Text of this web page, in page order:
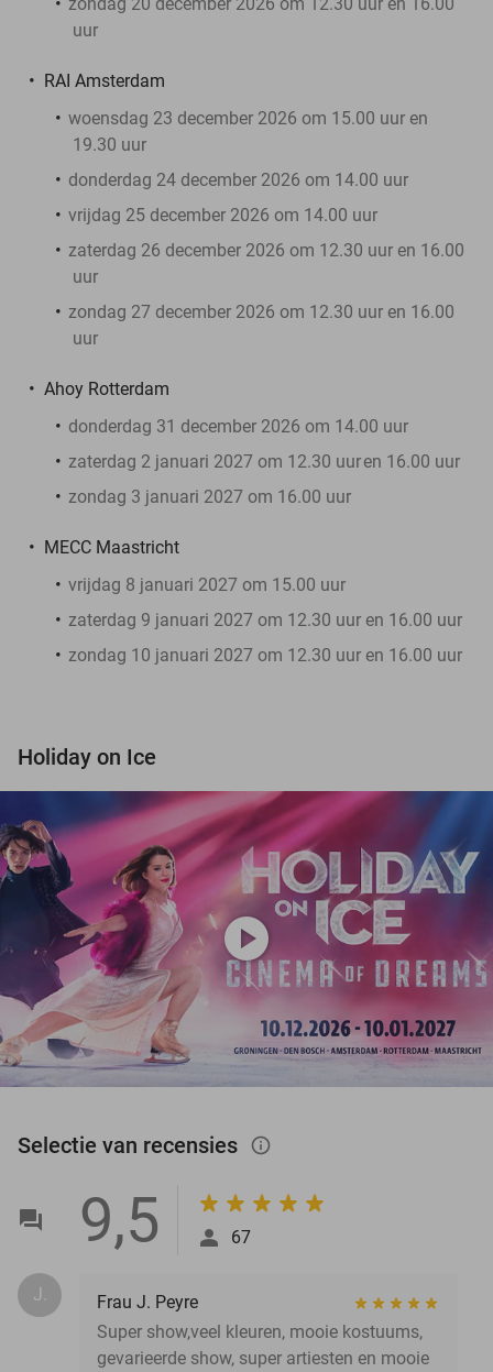
uur
RAI Amsterdam
woensdag 23 december 2026 om 15.00 uur en
19.30 uur
donderdag 24 december 2026 om 14.00 uur
vrijdag 25 december 2026 om 14.00 uur
zaterdag 26 december 2026 om 12.30 uur en 16.00
uur
zondag 27 december 2026 om 12.30 uur en 16.00
uur
Ahoy Rotterdam
donderdag 31 december 2026 om 14.00 uur
zaterdag 2 januari 2027 om 12.30 uuren 16.00 uur
zondag 3 januari 2027 om 16.00 uur
MECC Maastricht
vrijdag 8 januari 2027 om 15.00 uur
zaterdag 9 januari 2027 om 12.30 uur en 16.00 uur
zondag 10 januari 2027 om 12.30 uur en 16.00 uur
Holiday on Ice
play_circle
Selectie van recensies info_outlined
9,5 67
J.
Frau J. Peyre
Super show,veel kleuren, mooie kostuums,
gevarieerde show, super artiesten en mooie